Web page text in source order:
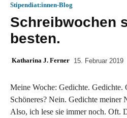
Stipendiat:innen-Blog
Schreibwochen
besten.
Katharina J. Ferner 15. Februar 2019
Meine Woche: Gedichte. Gedichte.
Schöneres? Nein. Gedichte meiner
Also, ich lese sie immer noch. Oft.